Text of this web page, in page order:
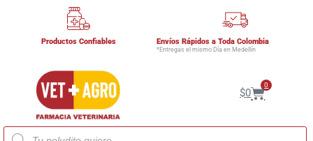
Productos Confiables Envíos Rápidos a Toda Colombia
*Entregas el mismo Día en Medellín
$0
0